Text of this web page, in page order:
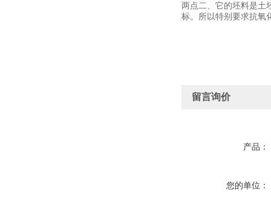
两点二、它的坯料是土
标。所以特别要求抗氧
留言询价
产品：
您的单位：